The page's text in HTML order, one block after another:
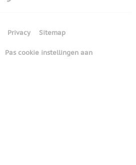
Privacy Sitemap
Pas cookie instellingen aan